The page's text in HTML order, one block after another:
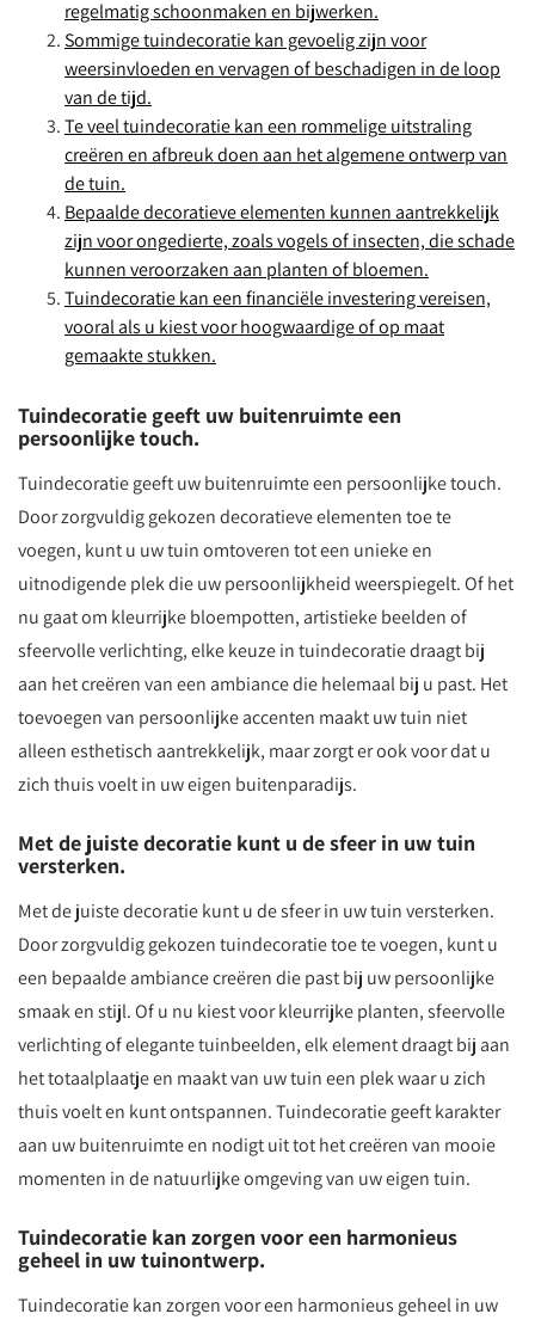
regelmatig schoonmaken en bijwerken.
Sommige tuindecoratie kan gevoelig zijn voor
weersinvloeden en vervagen of beschadigen in de loop
van de tijd.
Te veel tuindecoratie kan een rommelige uitstraling
creëren en afbreuk doen aan het algemene ontwerp van
de tuin.
Bepaalde decoratieve elementen kunnen aantrekkelijk
zijn voor ongedierte, zoals vogels of insecten, die schade
kunnen veroorzaken aan planten of bloemen.
Tuindecoratie kan een financiële investering vereisen,
vooral als u kiest voor hoogwaardige of op maat
gemaakte stukken.
Tuindecoratie geeft uw buitenruimte een
persoonlijke touch.
Tuindecoratie geeft uw buitenruimte een persoonlijke touch.
Door zorgvuldig gekozen decoratieve elementen toe te
voegen, kunt u uw tuin omtoveren tot een unieke en
uitnodigende plek die uw persoonlijkheid weerspiegelt. Of het
nu gaat om kleurrijke bloempotten, artistieke beelden of
sfeervolle verlichting, elke keuze in tuindecoratie draagt bij
aan het creëren van een ambiance die helemaal bij u past. Het
toevoegen van persoonlijke accenten maakt uw tuin niet
alleen esthetisch aantrekkelijk, maar zorgt er ook voor dat u
zich thuis voelt in uw eigen buitenparadijs.
Met de juiste decoratie kunt u de sfeer in uw tuin
versterken.
Met de juiste decoratie kunt u de sfeer in uw tuin versterken.
Door zorgvuldig gekozen tuindecoratie toe te voegen, kunt u
een bepaalde ambiance creëren die past bij uw persoonlijke
smaak en stijl. Of u nu kiest voor kleurrijke planten, sfeervolle
verlichting of elegante tuinbeelden, elk element draagt bij aan
het totaalplaatje en maakt van uw tuin een plek waar u zich
thuis voelt en kunt ontspannen. Tuindecoratie geeft karakter
aan uw buitenruimte en nodigt uit tot het creëren van mooie
momenten in de natuurlijke omgeving van uw eigen tuin.
Tuindecoratie kan zorgen voor een harmonieus
geheel in uw tuinontwerp.
Tuindecoratie kan zorgen voor een harmonieus geheel in uw